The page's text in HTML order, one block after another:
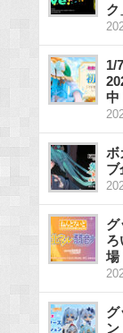
ク
1/
中
ボ
ブ
グ
ろ
場
グ
ン